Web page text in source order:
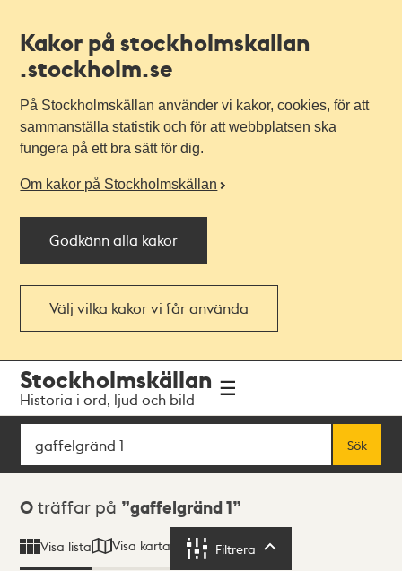
Kakor på stockholmskallan
.stockholm.se
På Stockholmskällan använder vi kakor, cookies, för att
sammanställa statistik och för att webbplatsen ska
fungera på ett bra sätt för dig.
Om kakor på Stockholmskällan
Godkänn alla kakor
Välj vilka kakor vi får använda
navigationen
huvudinnehållet
Stockholmskällan
Historia i ord, ljud och bild
Sök
Sök
Sökresultat
0 träffar på gaffelgränd 1
Visa lista Visa karta Filtrera